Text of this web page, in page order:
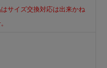
はサイズ交換対応は出来かね